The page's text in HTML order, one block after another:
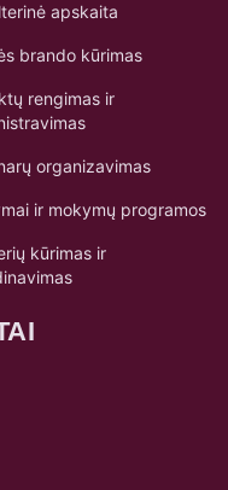
apskaita
brando kūrimas
rengimas ir
organizavimas
ir mokymų programos
kūrimas ir